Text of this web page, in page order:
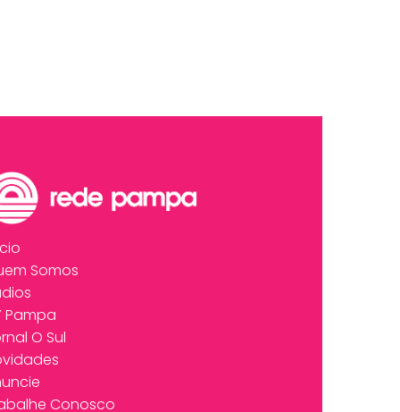
Somos
Pampa
O Sul
Conosco